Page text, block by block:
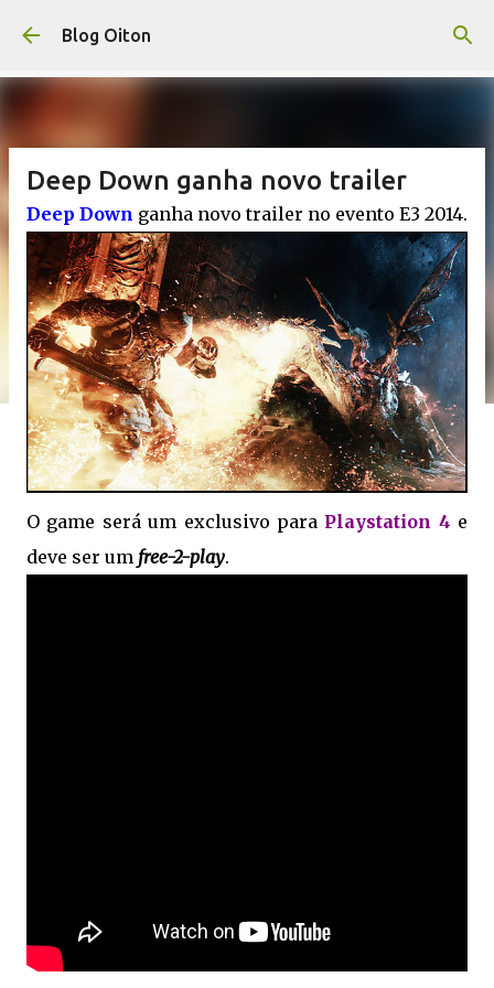
Pular para o conteúdo principal
Blog Oiton
Deep Down ganha novo trailer
Deep Down ganha novo trailer no evento E3 2014.
O game será um exclusivo para Playstation 4 e
deve ser um free-2-play.